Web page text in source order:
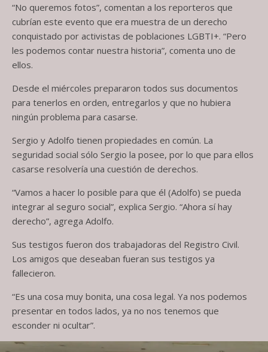
“No queremos fotos”, comentan a los reporteros que
cubrían este evento que era muestra de un derecho
conquistado por activistas de poblaciones LGBTI+. “Pero
les podemos contar nuestra historia”, comenta uno de
ellos.
Desde el miércoles prepararon todos sus documentos
para tenerlos en orden, entregarlos y que no hubiera
ningún problema para casarse.
Sergio y Adolfo tienen propiedades en común. La
seguridad social sólo Sergio la posee, por lo que para ellos
casarse resolvería una cuestión de derechos.
“Vamos a hacer lo posible para que él (Adolfo) se pueda
integrar al seguro social”, explica Sergio. “Ahora sí hay
derecho”, agrega Adolfo.
Sus testigos fueron dos trabajadoras del Registro Civil.
Los amigos que deseaban fueran sus testigos ya
fallecieron.
“Es una cosa muy bonita, una cosa legal. Ya nos podemos
presentar en todos lados, ya no nos tenemos que
esconder ni ocultar”.